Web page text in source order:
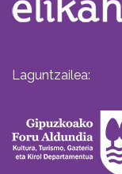
Laguntzailea: